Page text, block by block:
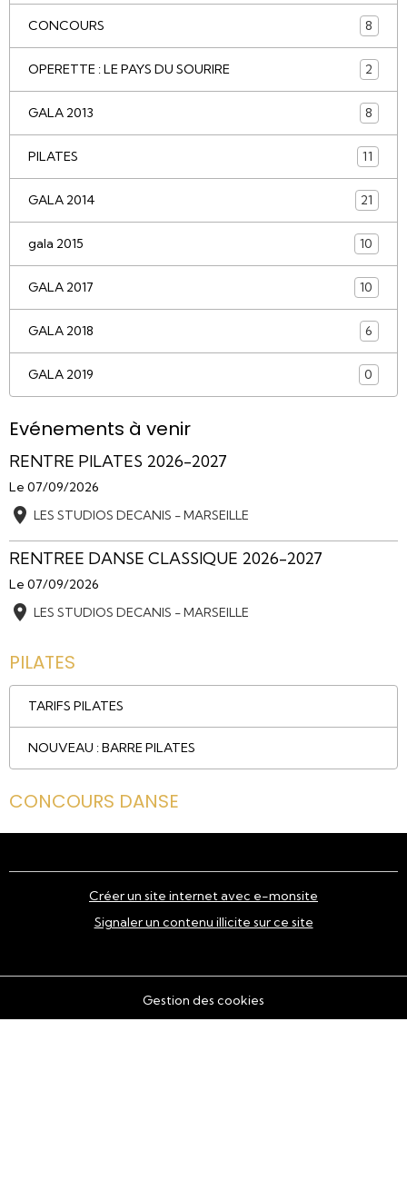
CONCOURS 8
OPERETTE : LE PAYS DU SOURIRE 2
GALA 2013 8
PILATES 11
GALA 2014 21
gala 2015 10
GALA 2017 10
GALA 2018 6
GALA 2019 0
Evénements à venir
RENTRE PILATES 2026-2027
Le 07/09/2026
LES STUDIOS DECANIS - MARSEILLE
RENTREE DANSE CLASSIQUE 2026-2027
Le 07/09/2026
LES STUDIOS DECANIS - MARSEILLE
PILATES
TARIFS PILATES
NOUVEAU : BARRE PILATES
CONCOURS DANSE
Créer un site internet avec e-monsite
Signaler un contenu illicite sur ce site
Gestion des cookies